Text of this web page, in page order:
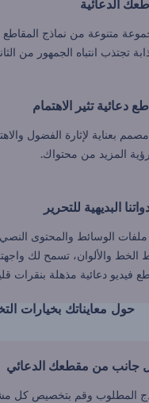
الدعائية
متنوعة من نماذج المقاطع
تجتذب انتباه الجمهور من
دعائية تثير الاهتمام
بعناية لإثارة الفضول
المزيد من محتواك.
البديهية للتحرير
الوسائط والمحتوى
الخط والألوان، تسمح لك
فيديو دعائية مذهلة بنقرات
حول معايناتك بخيارات
من مقطعك الدعائي
المطلوب وقم بتخصيص كل